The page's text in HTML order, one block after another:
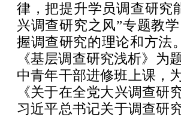
律，把提升学员调查研究
兴调查研究之风”专题教
握调查研究的理论和方法
《基层调查研究浅析》为
中青年干部进修班上课，
《关于在全党大兴调查研
习近平总书记关于调查研